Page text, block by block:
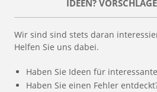
IDEEN?
Wir sind sind stets daran
Helfen Sie uns dabei.
Haben Sie Ideen für
Haben Sie einen Fehler